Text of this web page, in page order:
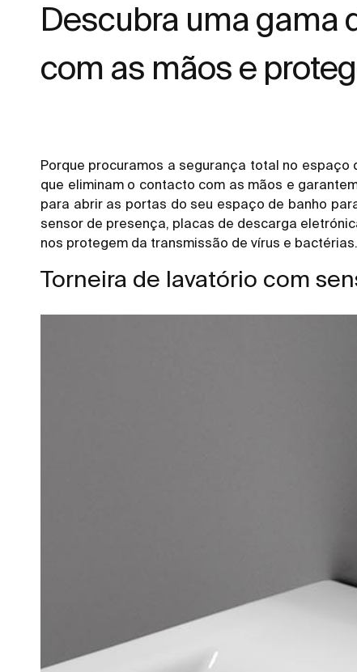
Descubra uma gama
com as mãos e
Porque procuramos a segurança total no
que eliminam o contacto com as mãos e
para abrir as portas do seu espaço de banho
sensor de presença, placas de descarga
nos protegem da transmissão de vírus e bactérias.
Torneira de lavatório com